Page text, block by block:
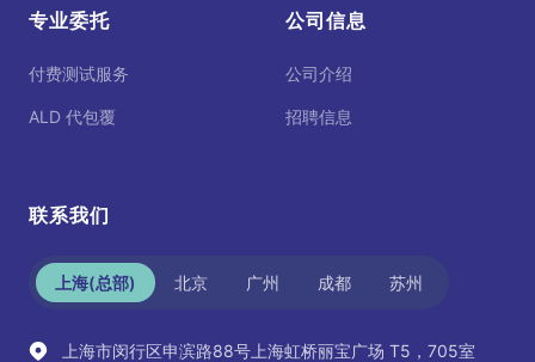
专业委托
付费测试服务
ALD 代包覆
公司信息
公司介绍
招聘信息
联系我们
上海(总部) 北京 广州 成都 苏州
上海市闵行区申滨路88号上海虹桥丽宝广场 T5，705室